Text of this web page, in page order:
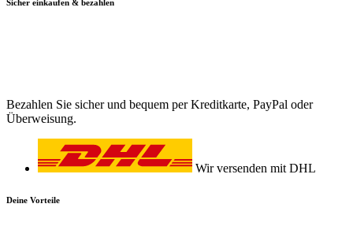
Sicher einkaufen & bezahlen
Bezahlen Sie sicher und bequem per Kreditkarte, PayPal oder
Überweisung.
Wir versenden mit DHL
Deine Vorteile